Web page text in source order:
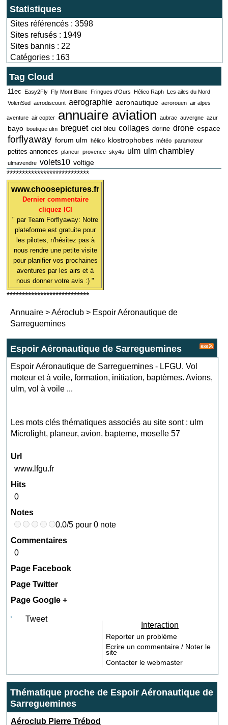
Statistiques
Sites référencés : 3598
Sites refusés : 1949
Sites bannis : 22
Catégories : 163
Tag Cloud
11ec Easy2Fly Fly Mont Blanc Fringues d'Ours Hélico Raph Les ailes du Nord
VolenSud aerodiscount aerographie aeronautique aerorouen air alpes
aventure air copter annuaire aviation aubrac auvergne azur
bayo boutique ulm breguet ciel bleu collages dorine drone espace
forflyaway forum ulm hélico klostrophobes météo paramoteur
petites annonces planeur provence sky4u ulm ulm chambley
ulmavendre volets10 voltige
***************************
www.choosepictures.fr
Dernier commentaire
cliquez ICI
" par Team Forflyaway: Notre
plateforme est gratuite pour
les pilotes, n'hésitez pas à
nous rendre une petite visite
pour planifier vos prochaines
aventures par les airs et à
nous donner votre avis :) "
***************************
Annuaire >Aéroclub > Espoir Aéronautique de
Sarreguemines
Espoir Aéronautique de Sarreguemines
Espoir Aéronautique de Sarreguemines - LFGU. Vol
moteur et à voile, formation, initiation, baptèmes. Avions,
ulm, vol à voile ...
Les mots clés thématiques associés au site sont : ulm
Microlight, planeur,avion, bapteme, moselle 57
Url
www.lfgu.fr
Hits
0
Notes
0.0/5 pour 0 note
Commentaires
0
Page Facebook
Page Twitter
Page Google +
Tweet
Interaction
Reporter un problème
Ecrire un commentaire / Noter le
site
Contacter le webmaster
Thématique proche de Espoir Aéronautique de
Sarreguemines
Aéroclub Pierre Trébod